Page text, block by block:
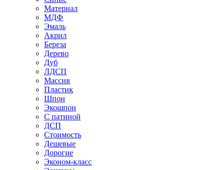
Материал
МДФ
Эмаль
Акрил
Береза
Дерево
Дуб
ЛДСП
Массив
Пластик
Шпон
Экошпон
С патиной
ДСП
Стоимость
Дешевые
Дорогие
Эконом-класс